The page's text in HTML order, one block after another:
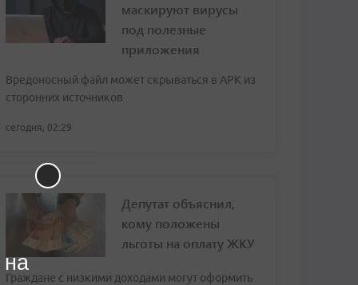
маскируют вирусы
под полезные
приложения
Вредоносный файл может скрываться в APK из
сторонних источников
сегодня, 02:29
Депутат объяснил,
кому положены
льготы на оплату ЖКУ
Граждане с низкими доходами могут оформить